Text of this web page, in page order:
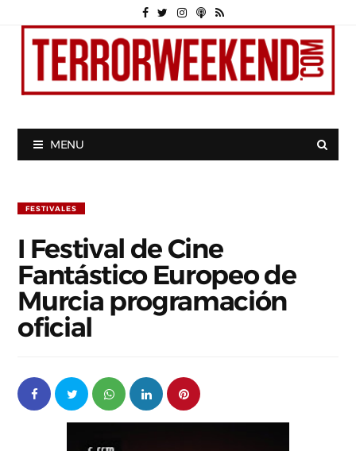
MENU
FESTIVALES
I Festival de Cine
Fantástico Europeo de
Murcia programación
oficial